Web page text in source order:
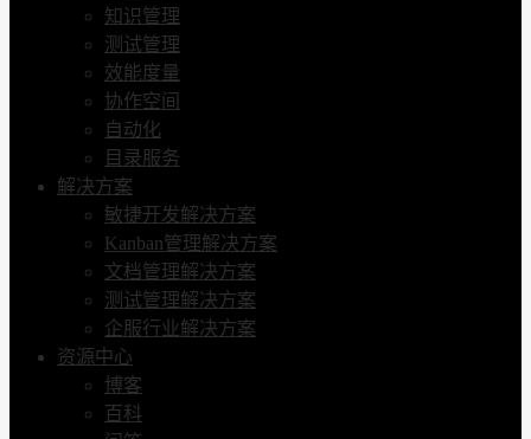
知识管理
测试管理
效能度量
协作空间
自动化
目录服务
解决方案
敏捷开发解决方案
Kanban管理解决方案
文档管理解决方案
测试管理解决方案
企服行业解决方案
资源中心
博客
百科